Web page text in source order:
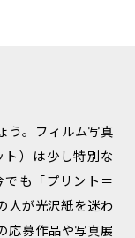
う。フィルム写真
）は少し特別な
も「プリント＝
人が光沢紙を迷わ
応募作品や写真展